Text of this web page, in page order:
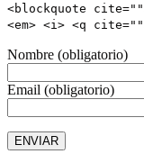
<blockquote
<em> <i> <q
Nombre (obligatorio)
Email (obligatorio)